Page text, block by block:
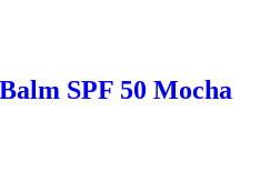
SPF 50 Mocha